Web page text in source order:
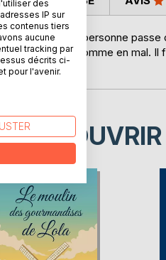
beau jour une personne
en bien comme en mal.
meilleur.
DÉCOUVRIR
des
IP sur
contenus tiers
aucune
tracking par
décrits ci-
pour l'avenir.